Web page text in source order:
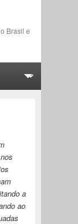
Brasil e
a
ao